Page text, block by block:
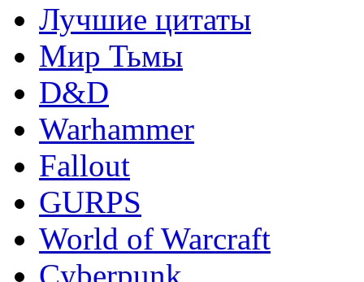
Лучшие цитаты
Мир Тьмы
D&D
Warhammer
Fallout
GURPS
World of Warcraft
Сyberpunk